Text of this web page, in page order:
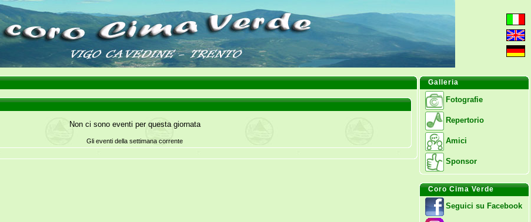
Non ci sono eventi per questa giornata
Gli eventi della settimana corrente
Galleria
Fotografie
Repertorio
Amici
Sponsor
Coro Cima Verde
Seguici su Facebook